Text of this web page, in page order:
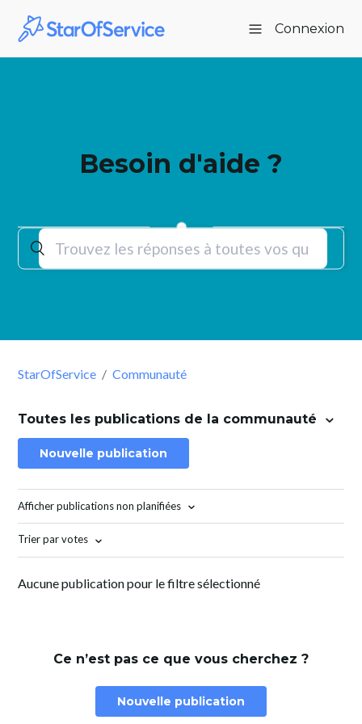
Connexion
Besoin d'aide ?
StarOfService Communauté
Toutes les publications de la communauté
Nouvelle publication
Afficher publications non planifiées
Trier par votes
Aucune publication pour le filtre sélectionné
Ce n’est pas ce que vous cherchez ?
Nouvelle publication